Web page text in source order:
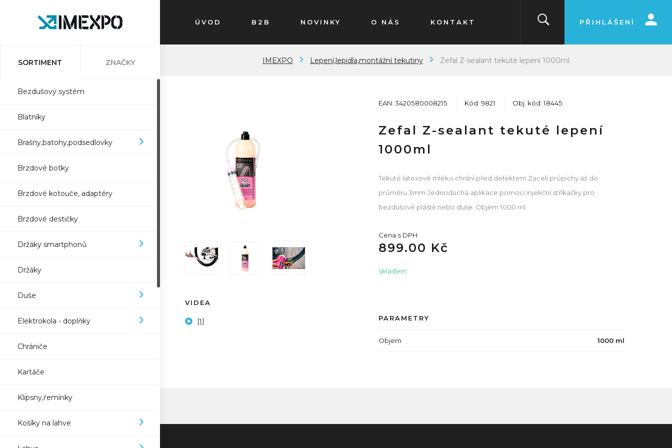
SORTIMENT ZNAČKY
Bezdušový systém
Blatníky
Brašny,batohy,podsedlovky
Brzdové botky
Brzdové kotouče, adaptéry
Brzdové destičky
Držáky smartphonů
Držáky
Duše
Elektrokola - doplňky
Chrániče
Kartáče
Klipsny,řemínky
Košíky na lahve
ÚVOD B2B NOVINKY O NÁS KONTAKT PŘIHLÁŠENÍ
IMEXPO Lepení,lepidla,montážní tekutiny Zefal Z-sealant tekuté lepení 1000ml
EAN: 3420580008215 Kód: 9821 Obj. kód: 18445
Zefal Z-sealant tekuté lepení
1000ml
Tekuté latexové mléko chrání před defektem.Zacelí průpichy až do
průměru 3mm.Jednoduchá aplikace pomocí injekční stříkačky pro
bezdušové pláště nebo duše. Objem 1000 ml.
Cena s DPH
899.00 Kč
skladem
PARAMETRY
Objem 1000 ml
VIDEA
[1]